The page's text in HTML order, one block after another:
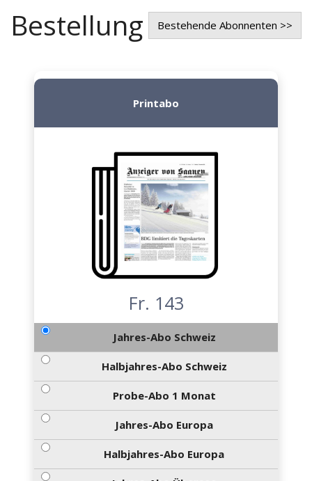
Bestellung Bestehende Abonnenten >>
Printabo
Fr. 143
Jahres-Abo Schweiz
Halbjahres-Abo Schweiz
Probe-Abo 1 Monat
Jahres-Abo Europa
Halbjahres-Abo Europa